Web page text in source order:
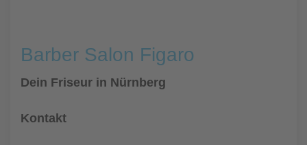
Barber Salon Figaro
Dein Friseur in Nürnberg
Kontakt